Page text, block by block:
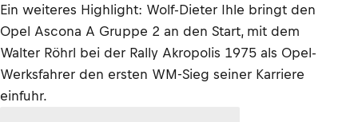
Ein weiteres Highlight: Wolf-Dieter Ihle bringt den
Opel Ascona A Gruppe 2 an den Start, mit dem
Walter Röhrl bei der Rally Akropolis 1975 als Opel-
Werksfahrer den ersten WM-Sieg seiner Karriere
einfuhr.